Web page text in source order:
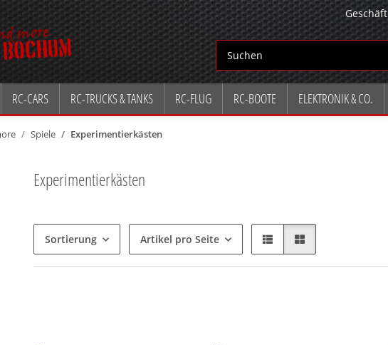
Geschäft
RC-CARS RC-TRUCKS & TANKS RC-FLUG RC-BOOTE ELEKTRONIK & CO.
Spiele Experimentierkästen
Experimentierkästen
Sortierung Artikel pro Seite